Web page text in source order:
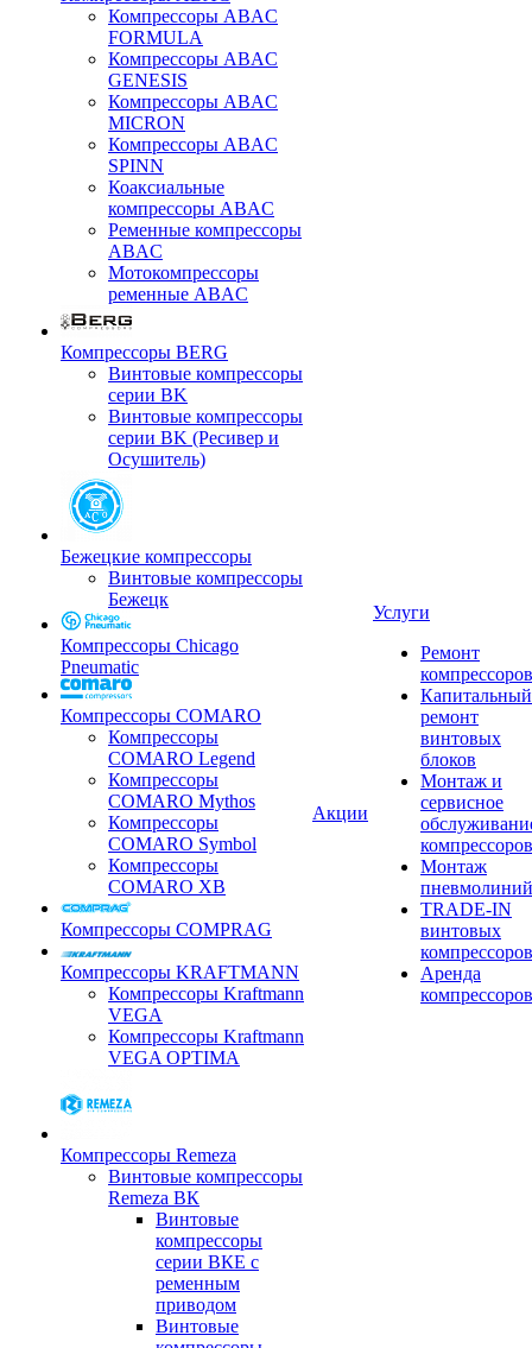
Компрессоры ABAC
FORMULA
Компрессоры ABAC
GENESIS
Компрессоры ABAC
MICRON
Компрессоры ABAC
SPINN
Коаксиальные
компрессоры ABAC
Ременные компрессоры
ABAC
Мотокомпрессоры
ременные ABAC
Компрессоры BERG
Винтовые компрессоры
серии BK
Винтовые компрессоры
серии BK (Ресивер и
Осушитель)
Бежецкие компрессоры
Винтовые компрессоры
Бежецк
Компрессоры Chicago
Pneumatic
Компрессоры COMARO
Компрессоры
COMARO Legend
Компрессоры
COMARO Mythos
Компрессоры
COMARO Symbol
Компрессоры
COMARO XB
Компрессоры COMPRAG
Компрессоры KRAFTMANN
Компрессоры Kraftmann
VEGA
Компрессоры Kraftmann
VEGA OPTIMA
Компрессоры Remeza
Винтовые компрессоры
Remeza ВК
Винтовые
компрессоры
серии ВКЕ с
ременным
приводом
Винтовые
Акции
Услуги
Ремонт
компрессоров
Капитальный
ремонт
винтовых
блоков
Монтаж и
сервисное
компрессоров
Монтаж
пневмолиний
TRADE-IN
винтовых
компрессоров
Аренда
компрессоров